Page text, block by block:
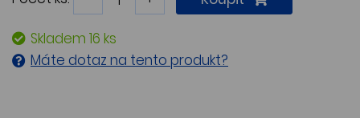
Skladem 16 ks
Máte dotaz na tento produkt?